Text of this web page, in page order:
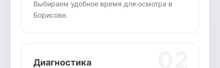
Выбираем удобное время для осмотра в
Борисове.
Диагностика